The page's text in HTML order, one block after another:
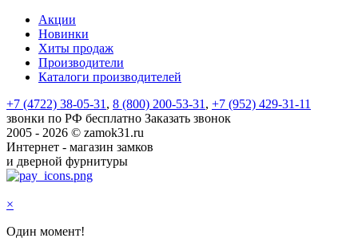
Акции
Новинки
Хиты продаж
Производители
Каталоги производителей
+7 (4722) 38-05-31 , 8 (800) 200-53-31 , +7 (952) 429-31-11
звонки по РФ бесплатно Заказать звонок
2005 - 2026 © zamok31.ru
Интернет - магазин замков
и дверной фурнитуры
×
Один момент!